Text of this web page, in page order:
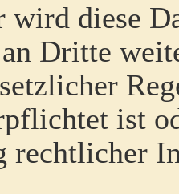
wird diese
Dritte
ist
rechtlicher